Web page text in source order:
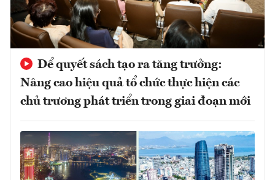
Để quyết sách tạo ra tăng trưởng:
Nâng cao hiệu quả tổ chức thực hiện các
chủ trương phát triển trong giai đoạn mới